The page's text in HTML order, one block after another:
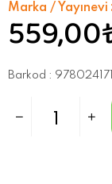
Marka / Yayınevi :
Barkod :